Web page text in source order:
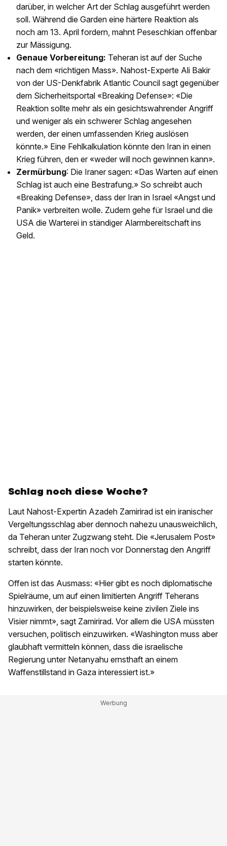
darüber, in welcher Art der Schlag ausgeführt werden
soll. Während die Garden eine härtere Reaktion als
noch am 13. April fordern, mahnt Peseschkian offenbar
zur Mässigung.
Genaue Vorbereitung: Teheran ist auf der Suche
nach dem «richtigen Mass». Nahost-Experte Ali Bakir
von der US-Denkfabrik Atlantic Council sagt gegenüber
dem Sicherheitsportal «Breaking Defense»: «Die
Reaktion sollte mehr als ein gesichtswahrender Angriff
und weniger als ein schwerer Schlag angesehen
werden, der einen umfassenden Krieg auslösen
könnte.» Eine Fehlkalkulation könnte den Iran in einen
Krieg führen, den er «weder will noch gewinnen kann».
Zermürbung: Die Iraner sagen: «Das Warten auf einen
Schlag ist auch eine Bestrafung.» So schreibt auch
«Breaking Defense», dass der Iran in Israel «Angst und
Panik» verbreiten wolle. Zudem gehe für Israel und die
USA die Warterei in ständiger Alarmbereitschaft ins
Geld.
Schlag noch diese Woche?
Laut Nahost-Expertin Azadeh Zamirirad ist ein iranischer
Vergeltungsschlag aber dennoch nahezu unausweichlich,
da Teheran unter Zugzwang steht. Die «Jerusalem Post»
schreibt, dass der Iran noch vor Donnerstag den Angriff
starten könnte.
Offen ist das Ausmass: «Hier gibt es noch diplomatische
Spielräume, um auf einen limitierten Angriff Teherans
hinzuwirken, der beispielsweise keine zivilen Ziele ins
Visier nimmt», sagt Zamirirad. Vor allem die USA müssten
versuchen, politisch einzuwirken. «Washington muss aber
glaubhaft vermitteln können, dass die israelische
Regierung unter Netanyahu ernsthaft an einem
Waffenstillstand in Gaza interessiert ist.»